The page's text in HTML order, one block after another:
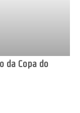
da Copa do